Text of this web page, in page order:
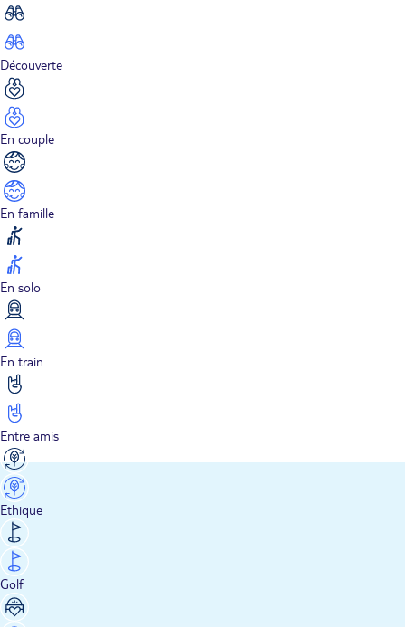
Découverte
En couple
En famille
En solo
En train
Entre amis
Ethique
Golf